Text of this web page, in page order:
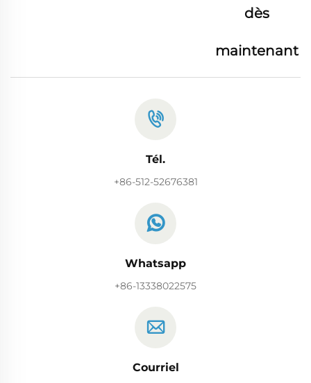
dès
maintenant
Tél.
+86-512-52676381
Whatsapp
+86-13338022575
Courriel